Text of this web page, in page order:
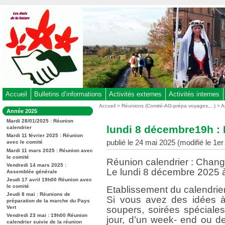
au
contenu
-
Aller
au
menu
-
à
la
recherche
Accueil Bulletins d’informations Activités externes Activités internes
Dans
la
rubrique
:
Année 2025
Mardi 28/01/2025 : Réunion
calendrier
Mardi 11 février 2025 : Réunion
avec le comité
Mardi 11 mars 2025 : Réunion avec
le comité
Vendredi 14 mars 2025 :
Assemblée générale
Jeudi 17 avril 19h00 Réunion avec
le comité
Jeudi 8 mai : Réunions de
préparation de la marche du Pays
Vert
Vendredi 23 mai : 19h00 Réunion
calendrier suivie de la réunion
Vous
Accueil >Réunions (Comité-AG-prépa voyages,...) >
lundi 8 décembre19h
publié le 24 mai 2025 (modifié le
Réunion calendrier :
Le lundi 8 décembre 2025
Etablissement du
Si vous avez des idées
soupers, soirées
jour, d’un week- end ou